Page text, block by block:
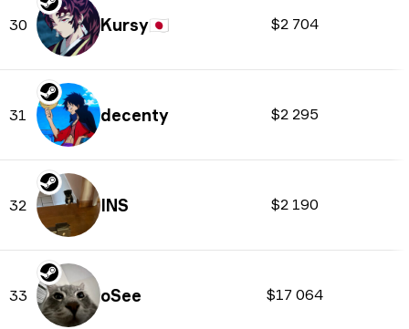
30 Kursy🇯🇵 $2 704
31 decenty $2 295
32 INS $2 190
33 oSee $17 064